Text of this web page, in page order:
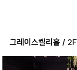
그레이스켈리홀 / 2F